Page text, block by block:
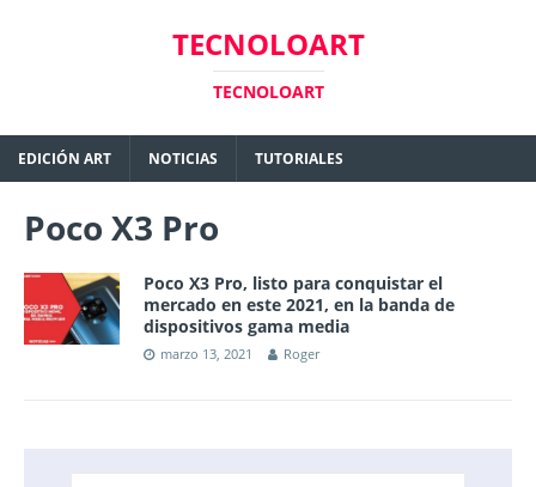
TECNOLOART
TECNOLOART
EDICIÓN ART NOTICIAS TUTORIALES
Poco X3 Pro
Poco X3 Pro, listo para conquistar el
mercado en este 2021, en la banda de
dispositivos gama media
marzo 13, 2021 Roger